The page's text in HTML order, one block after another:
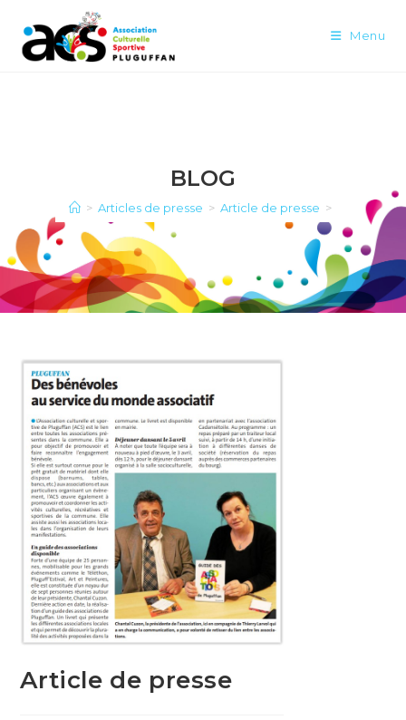
Menu
BLOG
> Articles de presse > Article de presse >
Article de presse